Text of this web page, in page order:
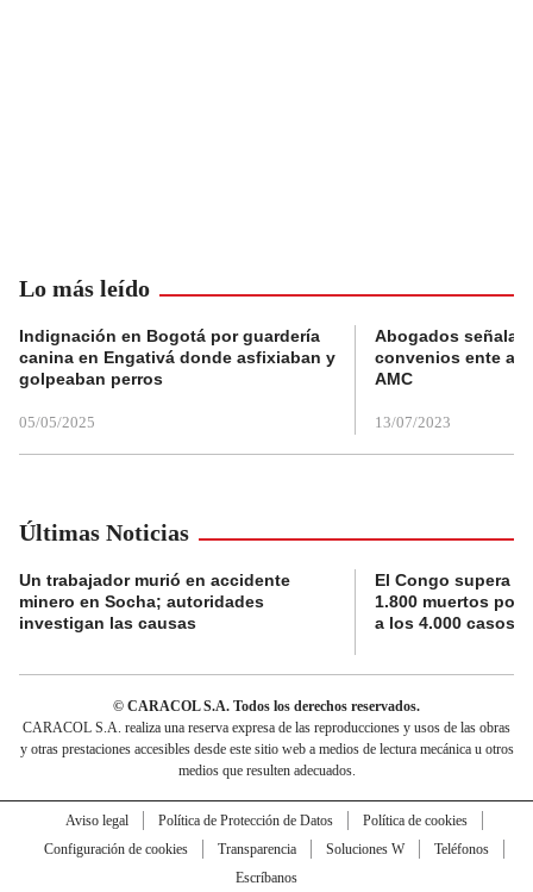
Lo más leído
Indignación en Bogotá por guardería
canina en Engativá donde asfixiaban y
golpeaban perros
05/05/2025
Abogados
convenios ente
AMC
13/07/2023
Últimas Noticias
Un trabajador murió en accidente
minero en Socha; autoridades
investigan las causas
El Congo supera
1.800 muertos por
a los 4.000 casos
© CARACOL S.A. Todos los derechos reservados.
CARACOL S.A. realiza una reserva expresa de las reproducciones y usos de las obras
y otras prestaciones accesibles desde este sitio web a medios de lectura mecánica u otros
medios que resulten adecuados.
Aviso legal Política de Protección de Datos
Política de cookies
Configuración de cookies
Transparencia Soluciones W
Teléfonos
Escríbanos